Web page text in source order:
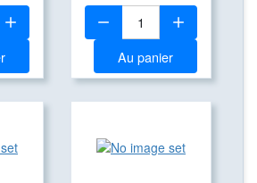
Quantité:
Au panier